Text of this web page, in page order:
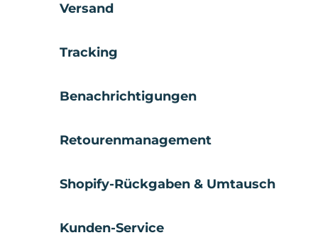
Versand
Tracking
Benachrichtigungen
Retourenmanagement
Shopify-Rückgaben & Umtausch
Kunden-Service